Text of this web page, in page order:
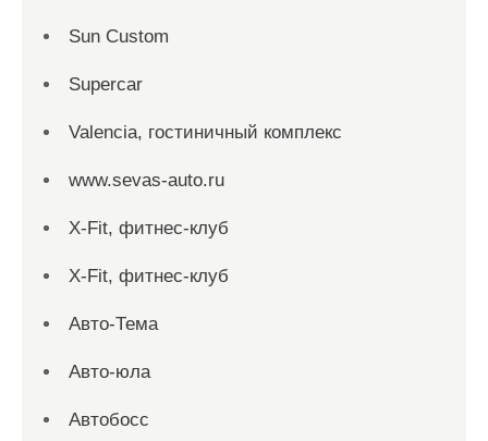
Sun Custom
Supercar
Valencia, гостиничный комплекс
www.sevas-auto.ru
X-Fit, фитнес-клуб
X-Fit, фитнес-клуб
Авто-Тема
Авто-юла
Автобосс